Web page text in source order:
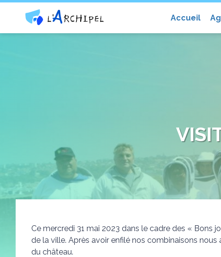
Accueil
Centre social et culturel l'Archipel
Ce mercredi 31 mai 2023 dans le cadre des « Bons
de la ville. Après avoir enfilé nos combinaisons
du château.